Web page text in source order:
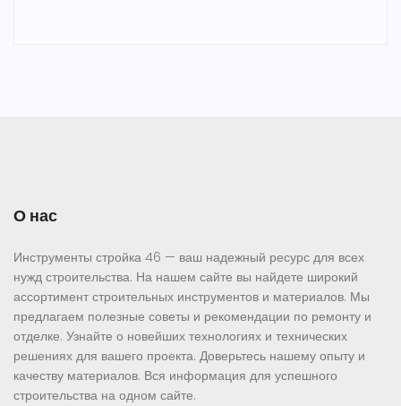
О нас
Инструменты стройка 46 — ваш надежный ресурс для всех
нужд строительства. На нашем сайте вы найдете широкий
ассортимент строительных инструментов и материалов. Мы
предлагаем полезные советы и рекомендации по ремонту и
отделке. Узнайте о новейших технологиях и технических
решениях для вашего проекта. Доверьтесь нашему опыту и
качеству материалов. Вся информация для успешного
строительства на одном сайте.